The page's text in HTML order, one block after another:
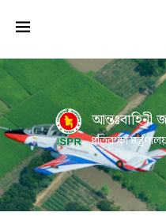
আন্তঃবাহিনী
প্রতিরক্ষা